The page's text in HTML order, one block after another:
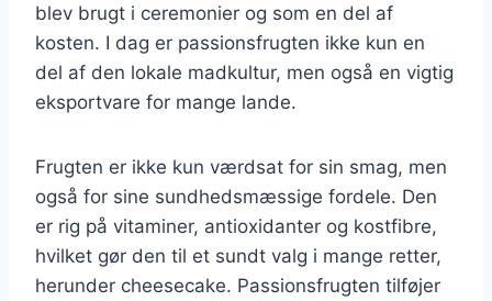
blev brugt i ceremonier og som en del af
kosten. I dag er passionsfrugten ikke kun en
del af den lokale madkultur, men også en vigtig
eksportvare for mange lande.
Frugten er ikke kun værdsat for sin smag, men
også for sine sundhedsmæssige fordele. Den
er rig på vitaminer, antioxidanter og kostfibre,
hvilket gør den til et sundt valg i mange retter,
herunder cheesecake. Passionsfrugten tilføjer